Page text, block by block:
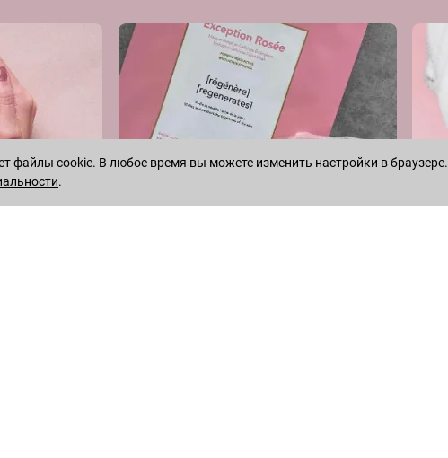
файлы cookie. В любое время вы можете изменить настройки в браузере.
.